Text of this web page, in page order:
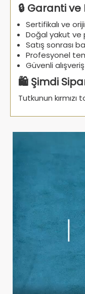
🔒 Garanti
Sertifikalı ve
Doğal yakut ve
Satış sonrası
Profesyonel
Güvenli
🛍️ Şimdi
Tutkunun kırmızı